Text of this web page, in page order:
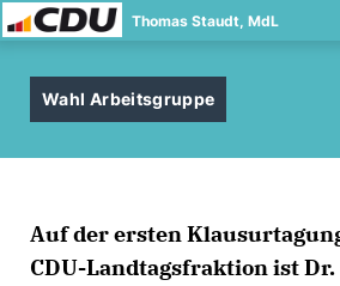
Thomas Staudt, MdL
Wahl Arbeitsgruppe
Auf der ersten
CDU-Landtagsfraktion ist